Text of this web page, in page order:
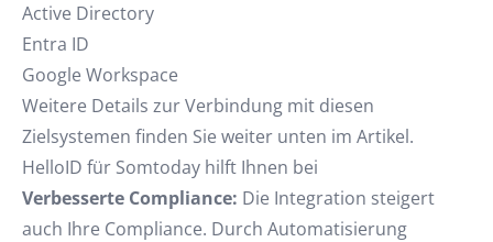
Active Directory
Entra ID
Google Workspace
Weitere Details zur Verbindung mit diesen
Zielsystemen finden Sie weiter unten im Artikel.
HelloID für Somtoday hilft Ihnen bei
Verbesserte Compliance: Die Integration steigert
auch Ihre Compliance. Durch Automatisierung